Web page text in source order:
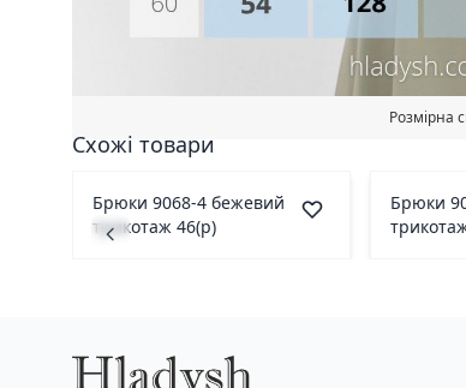
Розмірна
Схожі товари
Брюки 9068-4 бежевий
трикотаж 46(р)
Брюки